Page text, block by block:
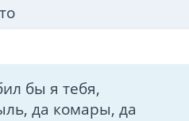
бы я тебя,
да комары, да